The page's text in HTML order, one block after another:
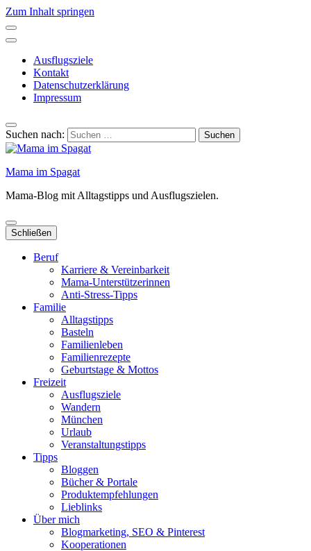
Zum Inhalt springen
Ausflugsziele
Kontakt
Datenschutzerklärung
Impressum
Suchen nach:
Mama im Spagat
Mama-Blog mit Alltagstipps und Ausflugszielen.
Schließen
Beruf
Karriere & Vereinbarkeit
Mama-Unterstützerinnen
Anti-Stress-Tipps
Familie
Alltagstipps
Basteln
Familienleben
Familienrezepte
Geburtstage & Mottos
Freizeit
Ausflugsziele
Wandern
München
Urlaub
Veranstaltungstipps
Tipps
Bloggen
Bücher & Portale
Produktempfehlungen
Lieblinks
Über mich
Blogmarketing, SEO & Pinterest
Kooperationen